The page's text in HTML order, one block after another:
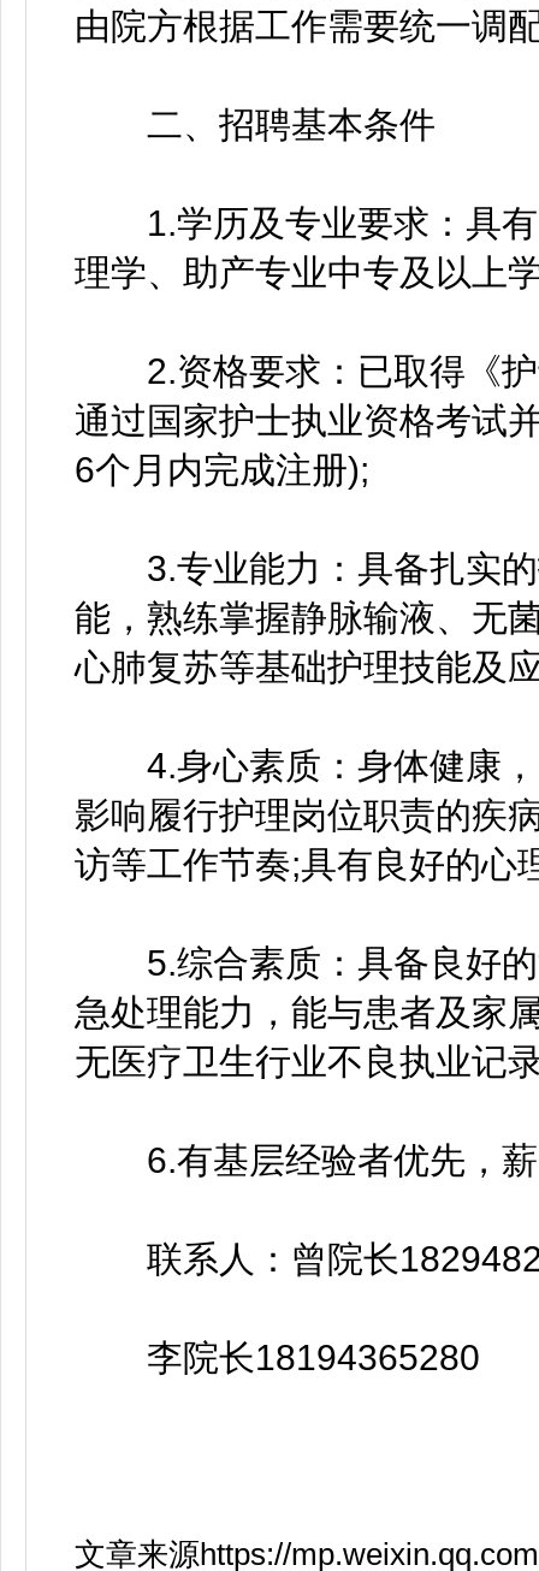
由院方根据工作需要统一调
二、招聘基本条件
1.学历及专业要求：具有
理学、助产专业中专及以上
2.资格要求：已取得《护
通过国家护士执业资格考试
6个月内完成注册);
3.专业能力：具备扎实的
能，熟练掌握静脉输液、无
心肺复苏等基础护理技能及
4.身心素质：身体健康，
影响履行护理岗位职责的疾
访等工作节奏;具有良好的心
5.综合素质：具备良好的
急处理能力，能与患者及家
无医疗卫生行业不良执业记
6.有基层经验者优先，薪
联系人：曾院长
李院长18194365280
文章来源https://